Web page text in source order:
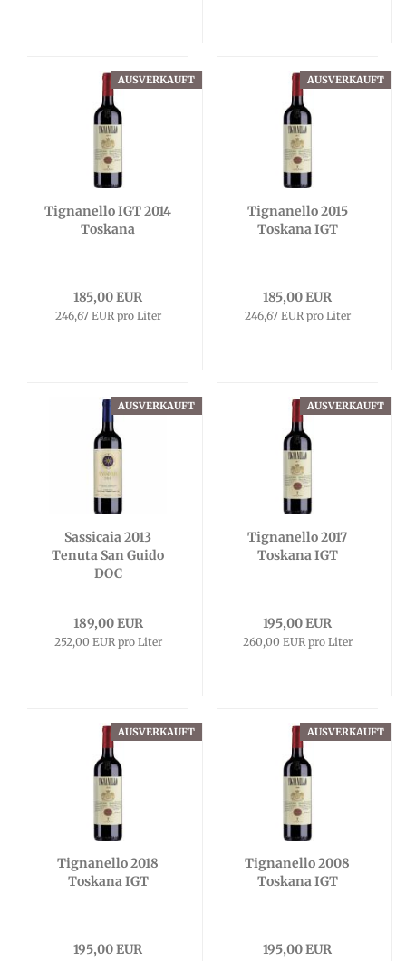
AUSVERKAUFT
Tignanello IGT 2014
Toskana
185,00 EUR
246,67 EUR pro Liter
AUSVERKAUFT
Tignanello 2015
Toskana IGT
185,00 EUR
246,67 EUR pro Liter
AUSVERKAUFT
Sassicaia 2013
Tenuta San Guido
DOC
189,00 EUR
252,00 EUR pro Liter
AUSVERKAUFT
Tignanello 2017
Toskana IGT
195,00 EUR
260,00 EUR pro Liter
AUSVERKAUFT
Tignanello 2018
Toskana IGT
195,00 EUR
AUSVERKAUFT
Tignanello 2008
Toskana IGT
195,00 EUR